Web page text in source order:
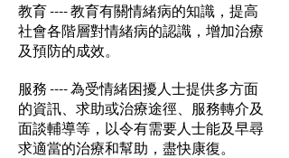
教育 ---- 教育有關情緒病的知識，提高
社會各階層對情緒病的認識，增加治療
及預防的成效。
服務 ---- 為受情緒困擾人士提供多方面
的資訊、求助或治療途徑、服務轉介及
面談輔導等，以令有需要人士能及早尋
求適當的治療和幫助，盡快康復。